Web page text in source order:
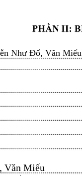
Như Đổ, Văn Miếu
Văn Miếu​​​​